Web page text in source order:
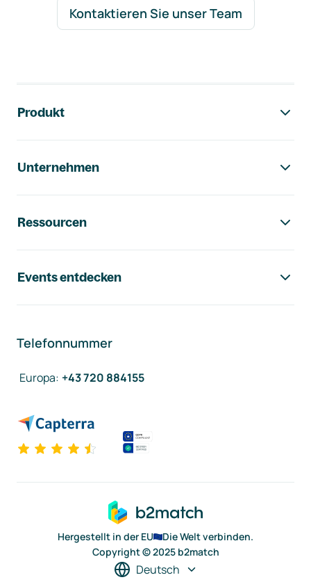
Kontaktieren Sie unser Team
Produkt
Unternehmen
Ressourcen
Events entdecken
Telefonnummer
Europa: +43 720 884155
Hergestellt in der EU
Die Welt verbinden.
Copyright © 2025 b2match
Deutsch